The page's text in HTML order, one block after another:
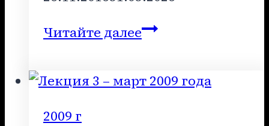
Читайте далееЛекция
ноябрь
2009 г